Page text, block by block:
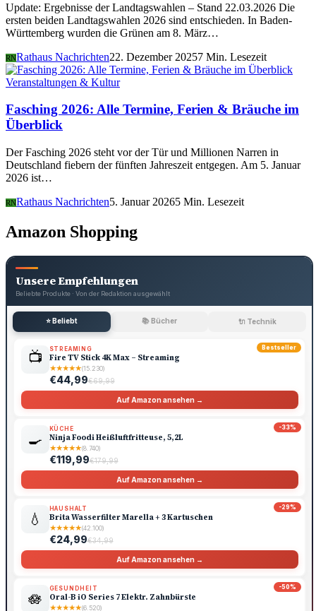
Update: Ergebnisse der Landtagswahlen – Stand 22.03.2026 Die
ersten beiden Landtagswahlen 2026 sind entschieden. In Baden-
Württemberg wurden die Grünen am 8. März…
RNRathaus Nachrichten22. Dezember 20257 Min. Lesezeit
Veranstaltungen & Kultur
Fasching 2026: Alle Termine, Ferien & Bräuche im
Überblick
Der Fasching 2026 steht vor der Tür und Millionen Narren in
Deutschland fiebern der fünften Jahreszeit entgegen. Am 5. Januar
2026 ist…
RNRathaus Nachrichten5. Januar 20265 Min. Lesezeit
Amazon Shopping
Unsere Empfehlungen
Beliebte Produkte · Von der Redaktion ausgewählt
⭐ Beliebt 📚 Bücher 🔌 Technik
Bestseller
📺 STREAMING
Fire TV Stick 4K Max – Streaming
★★★★★(15.230)
€44,99€69,99
Auf Amazon ansehen →
-33%
🍳
KÜCHE
Ninja Foodi Heißluftfritteuse, 5,2L
★★★★★(8.740)
€119,99€179,99
Auf Amazon ansehen →
-29%
💧
HAUSHALT
Brita Wasserfilter Marella + 3 Kartuschen
★★★★★(42.100)
€24,99€34,99
Auf Amazon ansehen →
-50%
🪷
GESUNDHEIT
Oral-B iO Series 7 Elektr. Zahnbürste
★★★★★(6.520)